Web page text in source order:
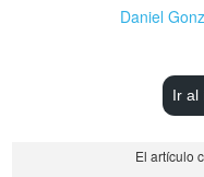
Daniel
Ir al